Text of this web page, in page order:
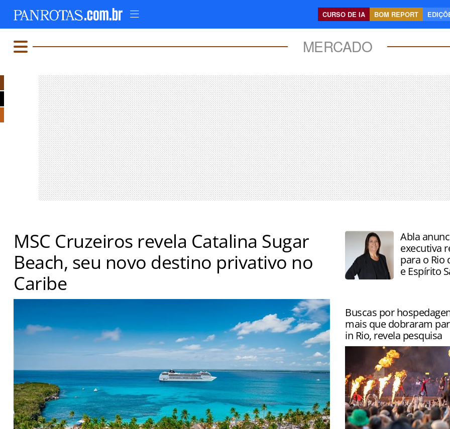
CURSO DE IA BOM REPORT
MERCADO
FIQUE LIGADO
MSC Cruzeiros revela Catalina Sugar
Beach, seu novo destino privativo no
Caribe
Abla
executiva
para o Rio
e Espírito
Buscas por
mais que dobraram
in Rio, revela pesquisa